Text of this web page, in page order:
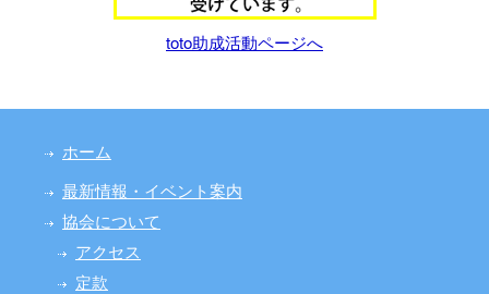
toto助成活動ページへ
ホーム
最新情報・イベント案内
協会について
アクセス
定款